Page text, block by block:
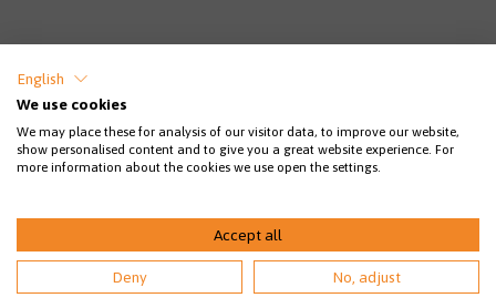
SSEY@SSEY.FI / PUHELINPÄIVYSTYS KLO 8-
913 0777 / LUONNONVARAISET: 040 913
0778 (ARK. KLO 8-16 VAIN VIESTIT)
© 2026 Salon seudun eläinsuojeluyhdistys
English
We use cookies
We may place these for analysis of our visitor data, to improve our website,
show personalised content and to give you a great website experience. For
more information about the cookies we use open the settings.
Accept all
Deny No, adjust